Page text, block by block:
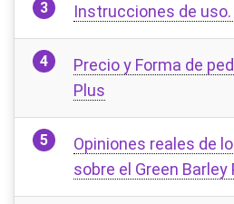
Instrucciones de
Precio y Forma de
Plus
Opiniones reales de
sobre el Green Barley